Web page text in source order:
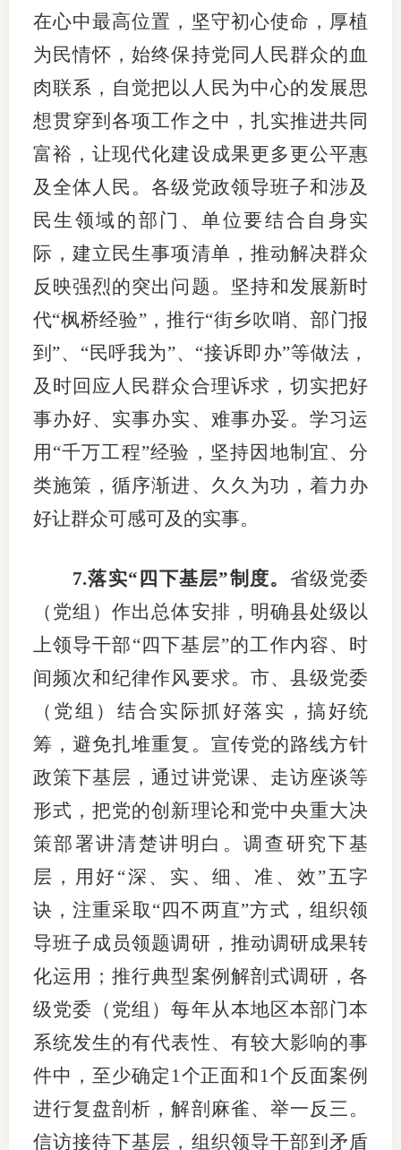
在心中最高位置，坚守初心使命，厚植
为民情怀，始终保持党同人民群众的血
肉联系，自觉把以人民为中心的发展思
想贯穿到各项工作之中，扎实推进共同
富裕，让现代化建设成果更多更公平惠
及全体人民。各级党政领导班子和涉及
民生领域的部门、单位要结合自身实
际，建立民生事项清单，推动解决群众
反映强烈的突出问题。坚持和发展新时
代“枫桥经验”，推行“街乡吹哨、部门报
到”、“民呼我为”、“接诉即办”等做法，
及时回应人民群众合理诉求，切实把好
事办好、实事办实、难事办妥。学习运
用“千万工程”经验，坚持因地制宜、分
类施策，循序渐进、久久为功，着力办
好让群众可感可及的实事。
7.落实“四下基层”制度。 省级党委
（党组）作出总体安排，明确县处级以
上领导干部“四下基层”的工作内容、时
间频次和纪律作风要求。市、县级党委
（党组）结合实际抓好落实，搞好统
筹，避免扎堆重复。宣传党的路线方针
政策下基层，通过讲党课、走访座谈等
形式，把党的创新理论和党中央重大决
策部署讲清楚讲明白。调查研究下基
层，用好“深、实、细、准、效”五字
诀，注重采取“四不两直”方式，组织领
导班子成员领题调研，推动调研成果转
化运用；推行典型案例解剖式调研，各
级党委（党组）每年从本地区本部门本
系统发生的有代表性、有较大影响的事
件中，至少确定1个正面和1个反面案例
进行复盘剖析，解剖麻雀、举一反三。
信访接待下基层，组织领导干部到矛盾